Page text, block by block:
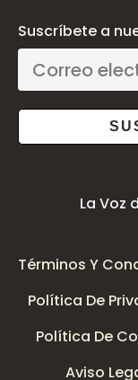
La Voz
Suscríbete a
Términos Y
Política De
Política De
Aviso